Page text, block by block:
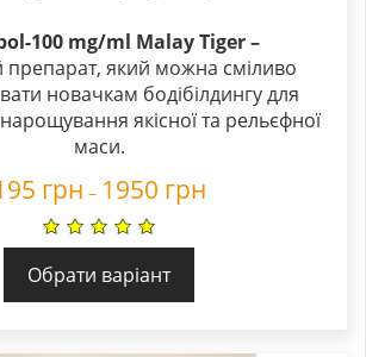
100 mg/ml Malay Tiger –
препарат, який можна сміливо
новачкам бодібілдингу для
якісної та рельєфної
маси.
грн – 1950 грн
Обрати варіант